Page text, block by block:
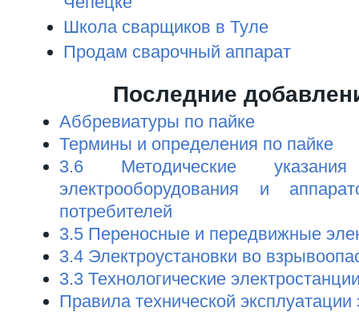
Школа сварщиков в Туле
Продам сварочный аппарат
Последние
Аббревиатуры по пайке
Термины и определения по пайке
3.6 Методические
электрооборудования и
потребителей
3.5 Переносные и передвижные
3.4 Электроустановки во
3.3 Технологические
Правила технической